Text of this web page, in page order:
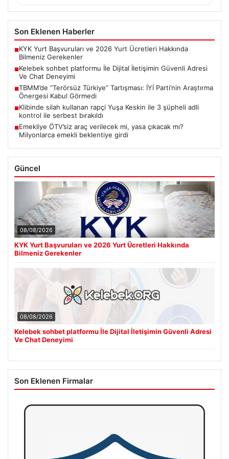
Son Eklenen Haberler
■KYK Yurt Başvuruları ve 2026 Yurt Ücretleri Hakkında
Bilmeniz Gerekenler
■Kelebek sohbet platformu İle Dijital İletişimin Güvenli Adresi
Ve Chat Deneyimi
■TBMM’de “Terörsüz Türkiye” Tartışması: İYİ Parti’nin Araştırma
Önergesi Kabul Görmedi
■Klibinde silah kullanan rapçi Yuşa Keskin ile 3 şüpheli adli
kontrol ile serbest bırakıldı
■Emekliye ÖTV’siz araç verilecek mi, yasa çıkacak mı?
Milyonlarca emekli beklentiye girdi
Güncel
08/08/2026
KYK Yurt Başvuruları ve 2026 Yurt Ücretleri Hakkında
Bilmeniz Gerekenler
08/08/2026
Kelebek sohbet platformu İle Dijital İletişimin Güvenli Adresi
Ve Chat Deneyimi
Son Eklenen Firmalar